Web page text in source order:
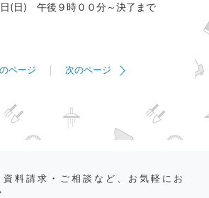
(日) 午後９時００分～決了まで
ページ 次のページ
料請求・ご相談など、お気軽にお